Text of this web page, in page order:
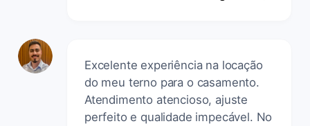
Excelente experiência na locação
do meu terno para o casamento.
Atendimento atencioso, ajuste
perfeito e qualidade impecável. No